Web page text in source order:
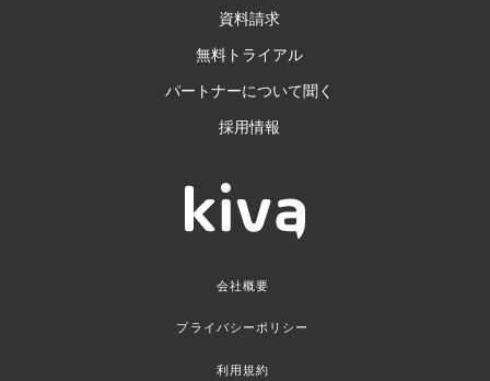
資料請求
無料トライアル
パートナーについて聞く
採用情報
会社概要
プライバシーポリシー
利用規約